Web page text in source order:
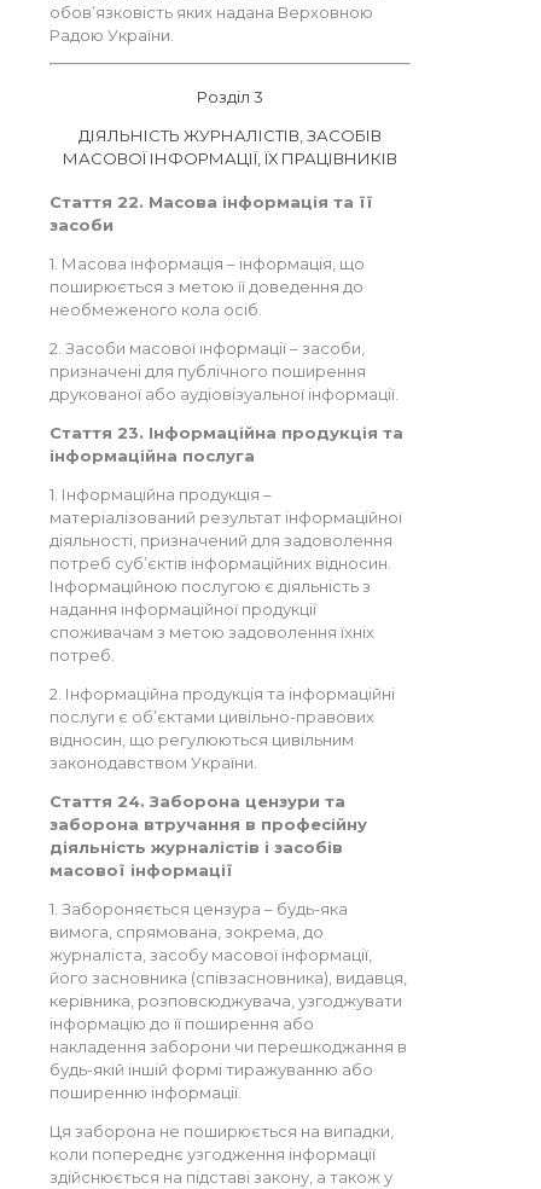
обов’язковість яких надана Верховною
Радою України.
Розділ 3
ДІЯЛЬНІСТЬ ЖУРНАЛІСТІВ, ЗАСОБІВ
МАСОВОЇ ІНФОРМАЦІЇ, ЇХ ПРАЦІВНИКІВ
Стаття 22. Масова інформація та її
засоби
1. Масова інформація – інформація, що
поширюється з метою її доведення до
необмеженого кола осіб.
2. Засоби масової інформації – засоби,
призначені для публічного поширення
друкованої або аудіовізуальної інформації.
Стаття 23. Інформаційна продукція та
інформаційна послуга
1. Інформаційна продукція –
матеріалізований результат інформаційної
діяльності, призначений для задоволення
потреб суб’єктів інформаційних відносин.
Інформаційною послугою є діяльність з
надання інформаційної продукції
споживачам з метою задоволення їхніх
потреб.
2. Інформаційна продукція та інформаційні
послуги є об’єктами цивільно-правових
відносин, що регулюються цивільним
законодавством України.
Стаття 24. Заборона цензури та
заборона втручання в професійну
діяльність журналістів і засобів
масової інформації
1. Забороняється цензура – будь-яка
вимога, спрямована, зокрема, до
журналіста, засобу масової інформації,
його засновника (співзасновника), видавця,
керівника, розповсюджувача, узгоджувати
інформацію до її поширення або
накладення заборони чи перешкоджання в
будь-якій іншій формі тиражуванню або
поширенню інформації.
Ця заборона не поширюється на випадки,
коли попереднє узгодження інформації
здійснюється на підставі закону, а також у